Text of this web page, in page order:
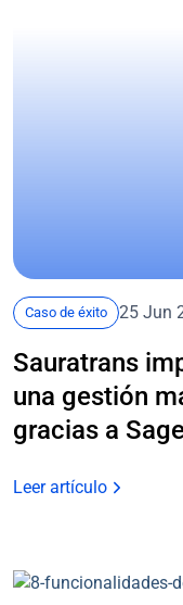
Caso de éxito 25 Jun
Sauratrans
una gestión
gracias a
Leer artículo